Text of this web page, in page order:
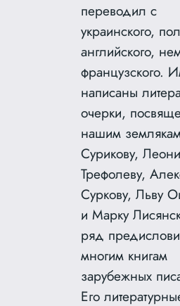
переводил с
украинского,
английского,
французского.
написаны
очерки,
нашим
Сурикову,
Трефолеву,
Суркову, Льву
и Марку
ряд
многим книгам
зарубежных
Его